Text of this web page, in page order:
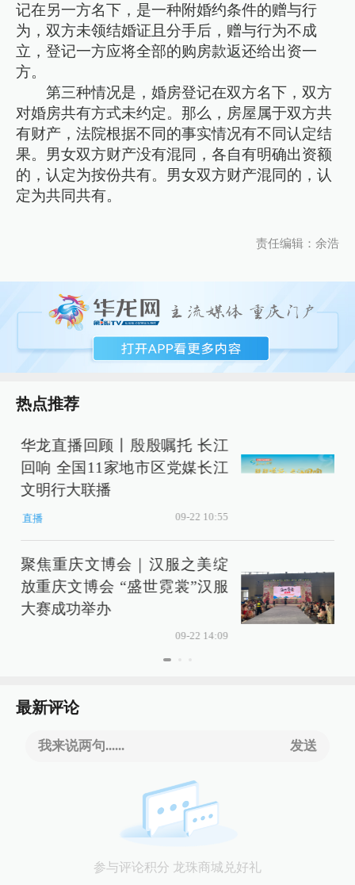
记在另一方名下，是一种附婚约条件的赠与行
为，双方未领结婚证且分手后，赠与行为不成
立，登记一方应将全部的购房款返还给出资一
方。
第三种情况是，婚房登记在双方名下，双方
对婚房共有方式未约定。那么，房屋属于双方共
有财产，法院根据不同的事实情况有不同认定结
果。男女双方财产没有混同，各自有明确出资额
的，认定为按份共有。男女双方财产混同的，认
定为共同共有。
责任编辑：余浩
热点推荐
华龙直播回顾丨殷殷嘱托 长江
回响 全国11家地市区党媒长江
文明行大联播
直播 09-22 10:55
聚焦重庆文博会｜汉服之美绽
放重庆文博会 “盛世霓裳”汉服
大赛成功举办
09-22 14:09
最新评论
我来说两句...... 发送
参与评论积分 龙珠商城兑好礼